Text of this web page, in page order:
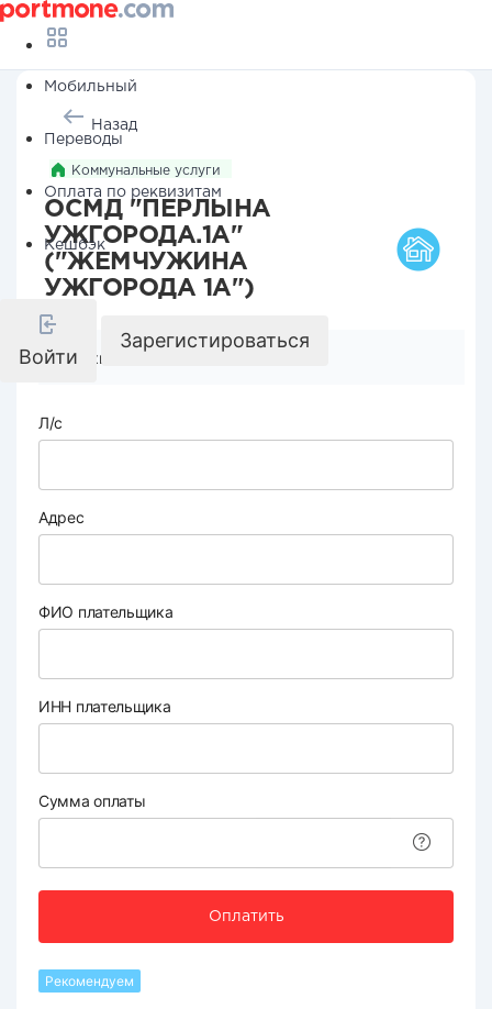
Мобильный
Переводы
Оплата по реквизитам
Кешбэк
Войти
Зарегистироваться
Назад
Коммунальные услуги
ОСМД "ПЕРЛЫНА
УЖГОРОДА.1А"
("ЖЕМЧУЖИНА
УЖГОРОДА 1А")
Реквизиты компании
Л/с
Адрес
ФИО плательщика
ИНН плательщика
Сумма оплаты
Оплатить
Рекомендуем